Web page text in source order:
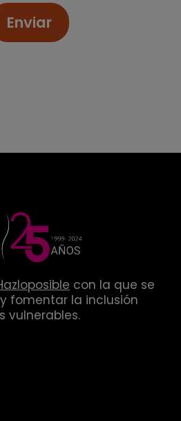
Enviar
con la que se
fomentar la inclusión
vulnerables.